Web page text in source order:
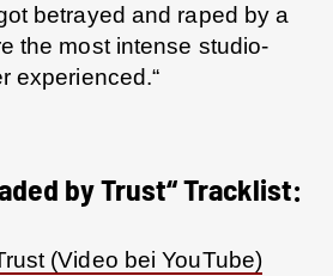
betrayed and raped by a
the most intense studio-
experienced.“
by Trust“ Tracklist:
(Video bei YouTube)